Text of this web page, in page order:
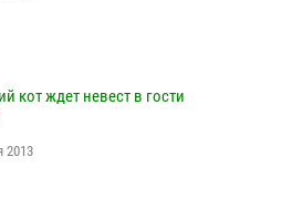
кот ждет невест в гости
2013